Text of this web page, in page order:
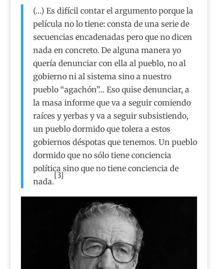
(…) Es difícil contar el argumento porque la
película no lo tiene: consta de una serie de
secuencias encadenadas pero que no dicen
nada en concreto. De alguna manera yo
quería denunciar con ella al pueblo, no al
gobierno ni al sistema sino a nuestro
pueblo “agachón”… Eso quise denunciar, a
la masa informe que va a seguir comiendo
raíces y yerbas y va a seguir subsistiendo,
un pueblo dormido que tolera a estos
gobiernos déspotas que tenemos. Un pueblo
dormido que no sólo tiene conciencia
política sino que no tiene conciencia de
nada.
[3]